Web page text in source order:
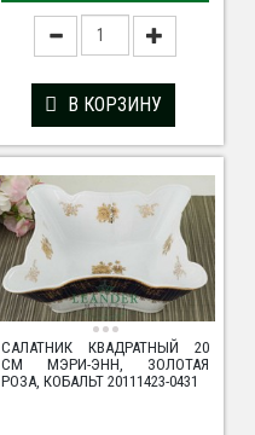
В КОРЗИНУ
САЛАТНИК КВАДРАТНЫЙ 20
СМ МЭРИ-ЭНН, ЗОЛОТАЯ
РОЗА, КОБАЛЬТ 20111423-0431